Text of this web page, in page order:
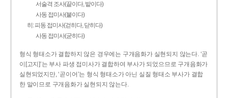
서술격 조사(끝이다, 밭이다)
사동 접미사(붙이다)
히: 피동 접미사(걷히다, 닫히다)
사동 접미사(굳히다)
형식 형태소가 결합하지 않은 경우에는 구개음화가 실현되지 않는다. ‘곧
이[고지]’는 부사 파생 접미사가 결합하여 부사가 되었으므로 구개음화가
실현되었지만, ‘곧이어’는 형식 형태소가 아닌 실질 형태소 부사가 결합
한 말이므로 구개음화가 실현되지 않는다.